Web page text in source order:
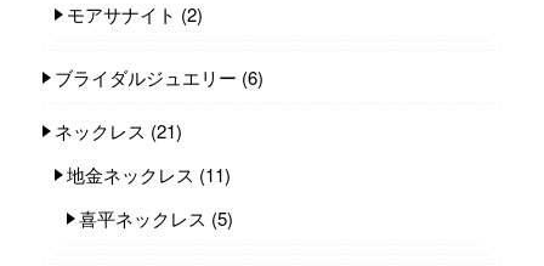
モアサナイト (2)
ブライダルジュエリー (6)
ネックレス (21)
地金ネックレス (11)
喜平ネックレス (5)